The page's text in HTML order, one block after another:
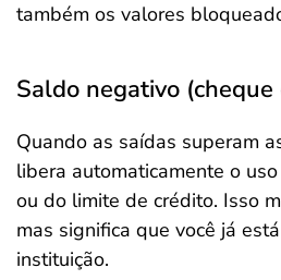
também os valores
Saldo negativo
Quando as saídas superam
libera automaticamente o
ou do limite de crédito. Isso
mas significa que você já
instituição.